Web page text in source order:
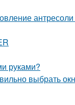
руками?
выбрать